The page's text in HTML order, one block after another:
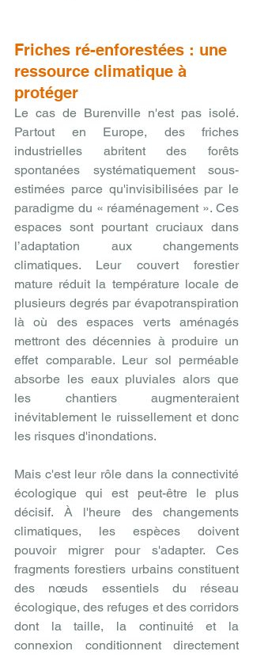
Friches ré-enforestées : une
ressource climatique à
protéger
Le cas de Burenville n'est pas isolé.
Partout en Europe, des friches
industrielles abritent des forêts
spontanées systématiquement sous-
estimées parce qu'invisibilisées par le
paradigme du « réaménagement ». Ces
espaces sont pourtant cruciaux dans
l’adaptation aux changements
climatiques. Leur couvert forestier
mature réduit la température locale de
plusieurs degrés par évapotranspiration
là où des espaces verts aménagés
mettront des décennies à produire un
effet comparable. Leur sol perméable
absorbe les eaux pluviales alors que
les chantiers augmenteraient
inévitablement le ruissellement et donc
les risques d'inondations.
Mais c'est leur rôle dans la connectivité
écologique qui est peut-être le plus
décisif. À l'heure des changements
climatiques, les espèces doivent
pouvoir migrer pour s'adapter. Ces
fragments forestiers urbains constituent
des nœuds essentiels du réseau
écologique, des refuges et des corridors
dont la taille, la continuité et la
connexion conditionnent directement